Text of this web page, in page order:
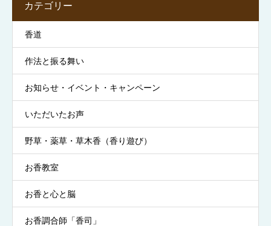
カテゴリー
香道
作法と振る舞い
お知らせ・イベント・キャンペーン
いただいたお声
野草・薬草・草木香（香り遊び）
お香教室
お香と心と脳
お香調合師「香司」